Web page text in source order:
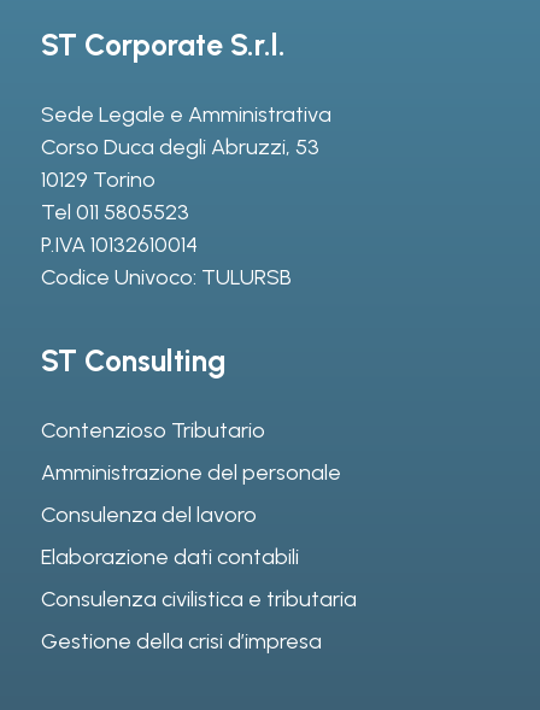
ST Corporate S.r.l.
Sede Legale e Amministrativa
Corso Duca degli Abruzzi, 53
10129 Torino
Tel 011 5805523
P.IVA 10132610014
Codice Univoco: TULURSB
ST Consulting
Contenzioso Tributario
Amministrazione del personale
Consulenza del lavoro
Elaborazione dati contabili
Consulenza civilistica e tributaria
Gestione della crisi d’impresa